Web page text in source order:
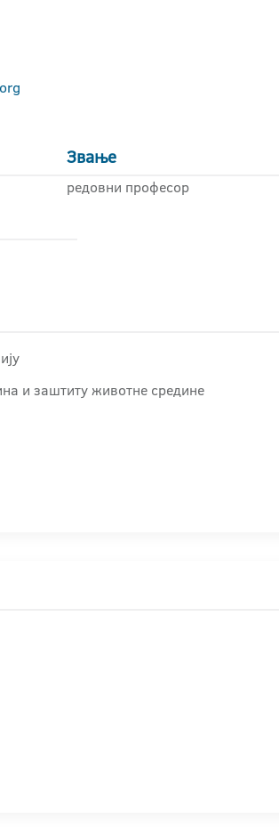
Звање
редовни професор
и заштиту животне средине